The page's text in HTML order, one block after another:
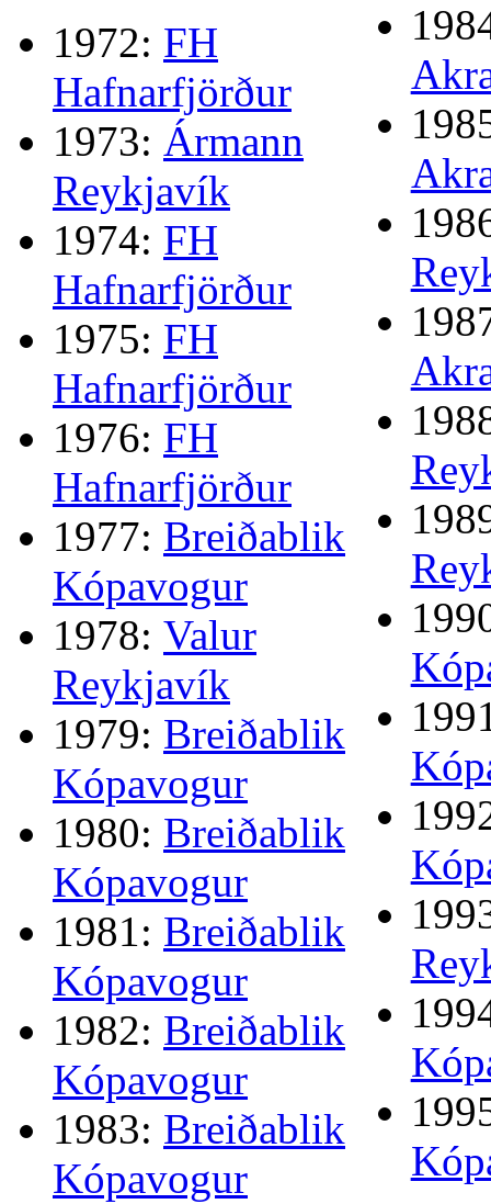
1972: FH
Hafnarfjörður
1973: Ármann
Reykjavík
1974: FH
Hafnarfjörður
1975: FH
Hafnarfjörður
1976: FH
Hafnarfjörður
1977: Breiðablik
Kópavogur
1978: Valur
Reykjavík
1979: Breiðablik
Kópavogur
1980: Breiðablik
Kópavogur
1981: Breiðablik
Kópavogur
1982: Breiðablik
Kópavogur
1983: Breiðablik
Kópavogur